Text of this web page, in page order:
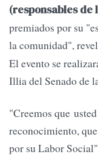
(responsables de
premiados por su
la comunidad",
El evento se
Illia del Senado de
"Creemos que
reconocimiento,
por su Labor